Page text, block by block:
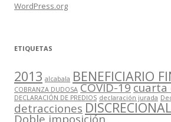
WordPress.org
ETIQUETAS
2013 alcabala BENEFICIARIO
COBRANZA DUDOSA COVID-19cuarta
DECLARACIÓN DE PREDIOS declaración jurada
detracciones